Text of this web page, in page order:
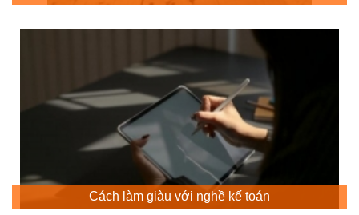
Cách làm giàu với nghề kế toán